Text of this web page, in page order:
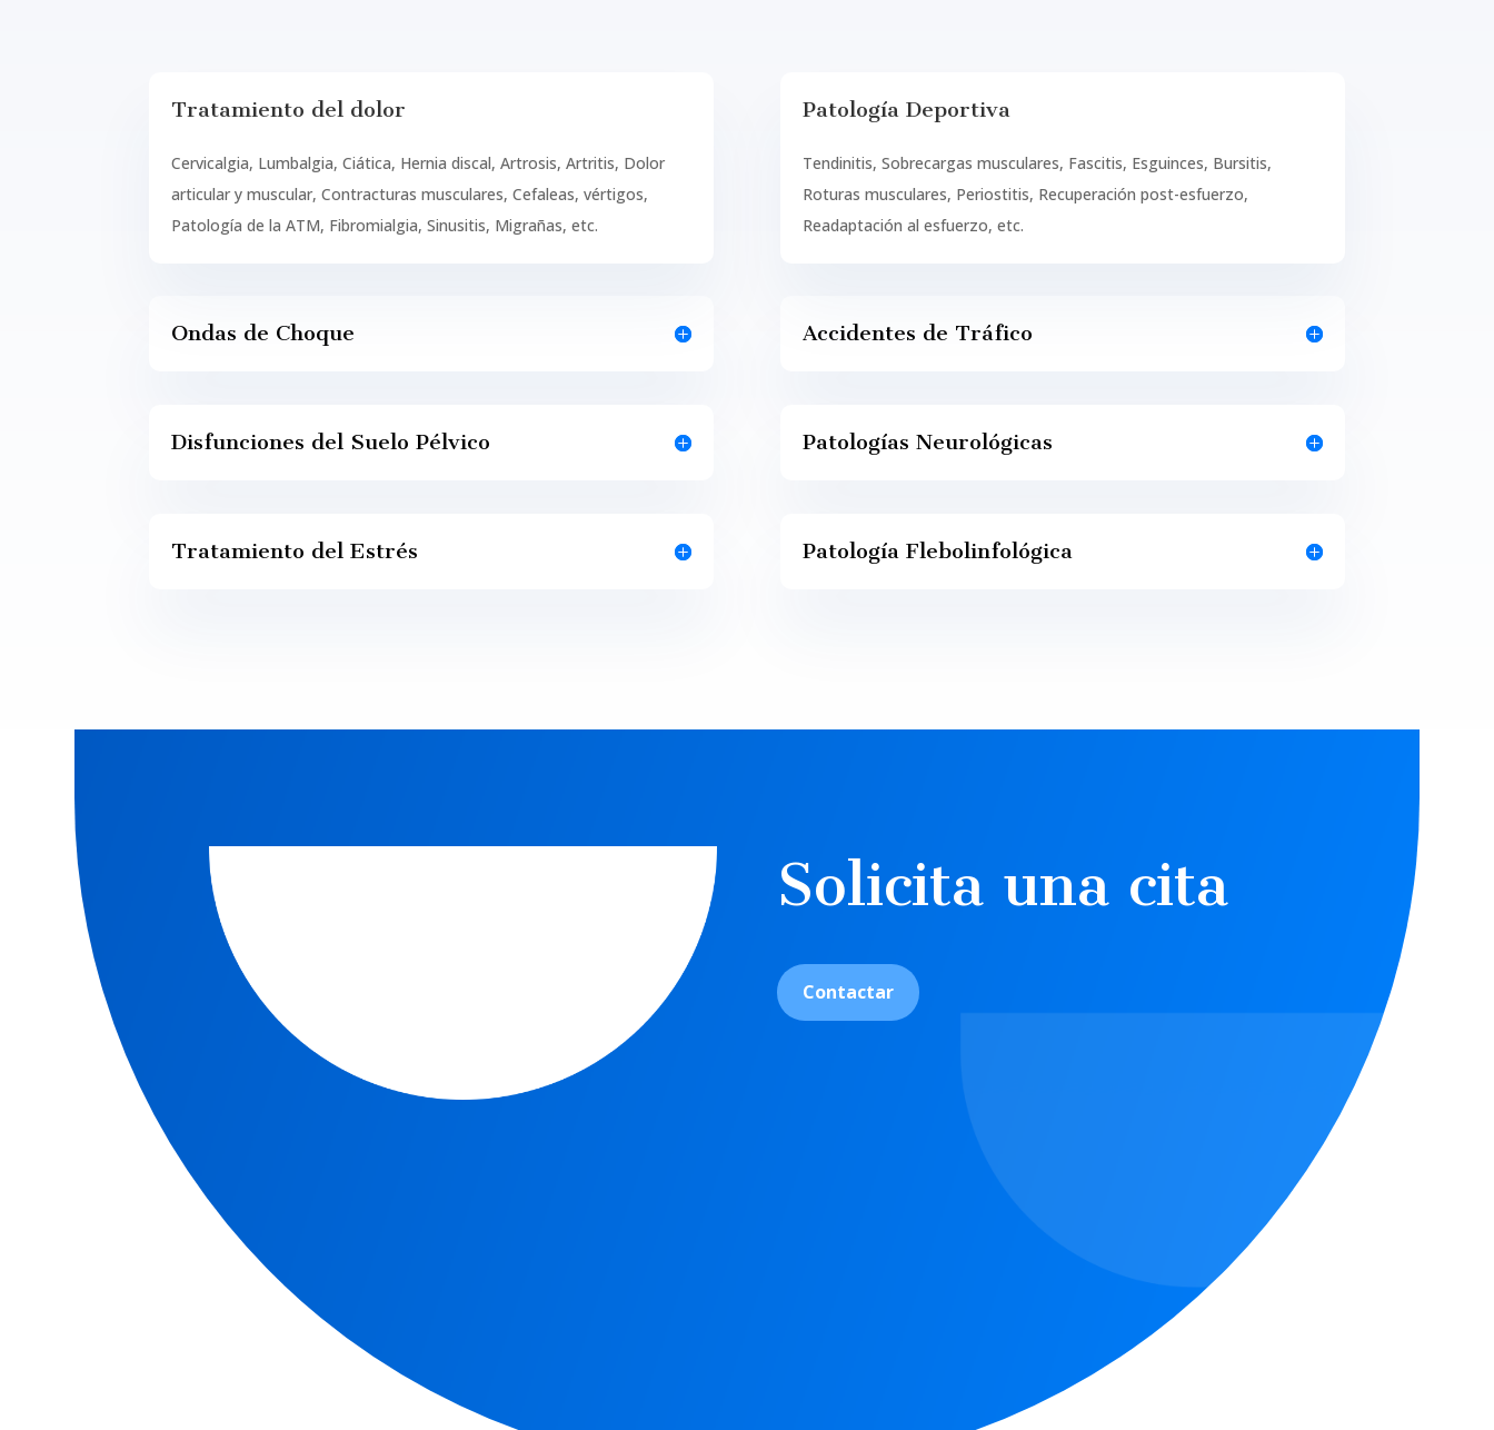
Tratamiento del dolor
Cervicalgia, Lumbalgia, Ciática, Hernia discal, Artrosis, Artritis, Dolor
articular y muscular, Contracturas musculares, Cefaleas, vértigos,
Patología de la ATM, Fibromialgia, Sinusitis, Migrañas, etc.
Ondas de Choque
Disfunciones del Suelo Pélvico
Tratamiento del Estrés
Patología Deportiva
Tendinitis, Sobrecargas musculares, Fascitis, Esguinces, Bursitis,
Roturas musculares, Periostitis, Recuperación post-esfuerzo,
Readaptación al esfuerzo, etc.
Accidentes de Tráfico
Patologías Neurológicas
Patología Flebolinfológica
Solicita una cita
Contactar